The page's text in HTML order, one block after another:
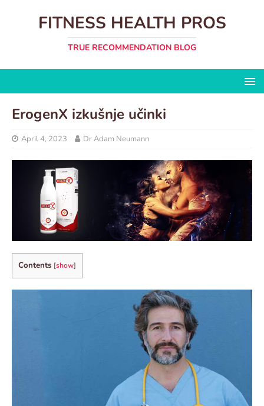
FITNESS HEALTH PROS
TRUE RECOMMENDATION BLOG
ErogenX izkušnje učinki
April 4, 2023 Dr Adam Neumann
Contents [show]